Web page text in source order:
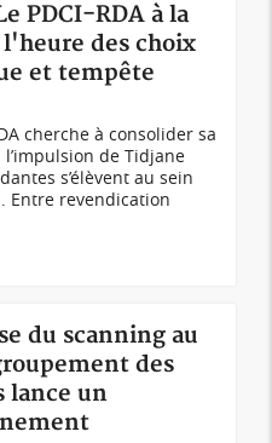
PDCI-RDA à la
des choix
et tempête
cherche à consolider sa
de Tidjane
s’élèvent au sein
Entre revendication
du scanning au
des
lance un